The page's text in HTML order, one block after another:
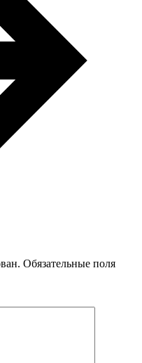
Обязательные поля